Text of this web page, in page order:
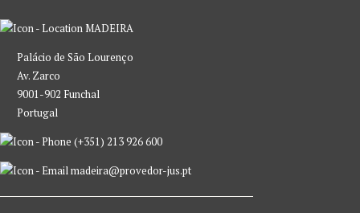
MADEIRA
Palácio de São Lourenço
Av. Zarco
9001-902 Funchal
Portugal
(+351) 213 926 600
madeira@provedor-jus.pt